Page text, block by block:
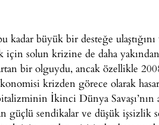
kadar büyük bir desteğe
solun krizine de daha
bir olguydu, ancak özellikle
krizden görece olarak
İkinci Dünya Savaşı’nın
güçlü sendikalar ve düşük işsizlik